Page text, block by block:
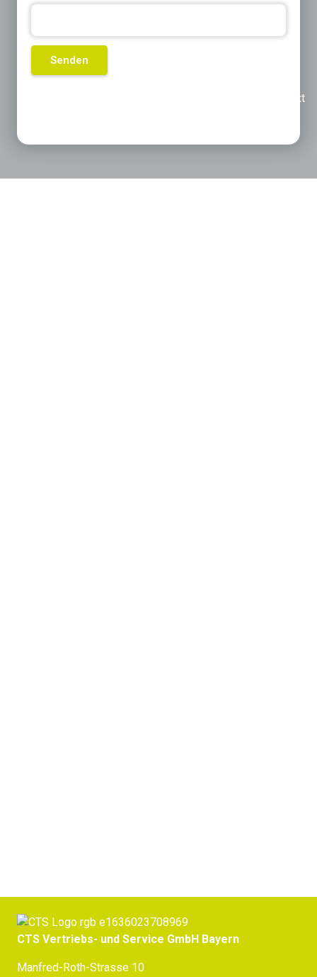
Next
CTS Vertriebs- und Service GmbH Bayern
Manfred-Roth-Strasse 10